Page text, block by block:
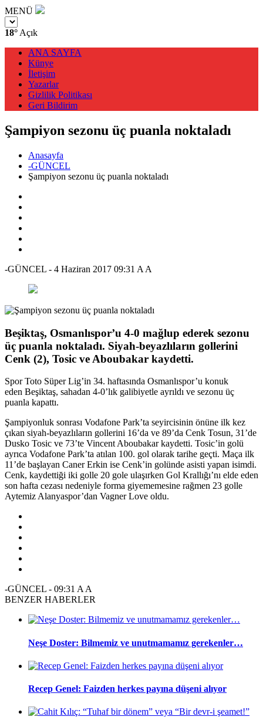
MENÜ
18° Açık
ANA SAYFA
Künye
İletişim
Yazarlar
Gizlilik Politikası
Geri Bildirim
Şampiyon sezonu üç puanla noktaladı
Anasayfa
-GÜNCEL
Şampiyon sezonu üç puanla noktaladı
-GÜNCEL - 4 Haziran 2017 09:31 A A
Beşiktaş, Osmanlıspor’u 4-0 mağlup ederek sezonu
üç puanla noktaladı. Siyah-beyazlıların gollerini
Cenk (2), Tosic ve Aboubakar kaydetti.
Spor Toto Süper Lig’in 34. haftasında Osmanlıspor’u konuk
eden Beşiktaş, sahadan 4-0’lık galibiyetle ayrıldı ve sezonu üç
puanla kapattı.
Şampiyonluk sonrası Vodafone Park’ta seyircisinin önüne ilk kez
çıkan siyah-beyazlıların gollerini 16’da ve 89’da Cenk Tosun, 31’de
Dusko Tosic ve 73’te Vincent Aboubakar kaydetti. Tosic’in golü
ayrıca Vodafone Park’ta atılan 100. gol olarak tarihe geçti. Maça ilk
11’de başlayan Caner Erkin ise Cenk’in golünde asisti yapan isimdi.
Cenk, kaydettiği iki golle 20 gole ulaşırken Gol Krallığı’nı elde eden
son hafta cezası nedeniyle forma giyememesine rağmen 23 golle
Aytemiz Alanyaspor’dan Vagner Love oldu.
-GÜNCEL - 09:31 A A
BENZER HABERLER
Neşe Doster: Bilmemiz ve unutmamamız gerekenler…
Recep Genel: Faizden herkes payına düşeni alıyor